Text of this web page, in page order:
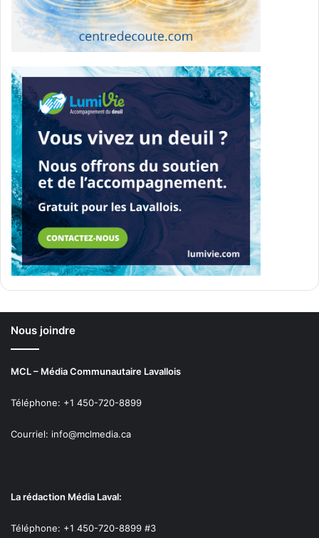
Nous joindre
MCL – Média Communautaire Lavallois
Téléphone: +1 450-720-8899
Courriel: info@mclmedia.ca
La rédaction Média Laval:
Téléphone: +1 450-720-8899 #3